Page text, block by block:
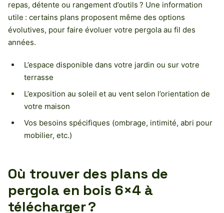
repas, détente ou rangement d’outils ? Une information
utile : certains plans proposent même des options
évolutives, pour faire évoluer votre pergola au fil des
années.
L’espace disponible dans votre jardin ou sur votre
terrasse
L’exposition au soleil et au vent selon l’orientation de
votre maison
Vos besoins spécifiques (ombrage, intimité, abri pour
mobilier, etc.)
Où trouver des plans de
pergola en bois 6×4 à
télécharger ?